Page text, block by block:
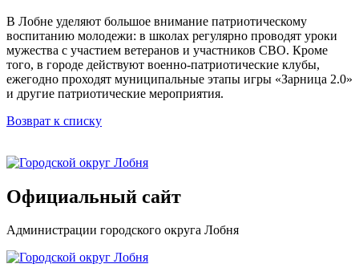
В Лобне уделяют большое внимание патриотическому
воспитанию молодежи: в школах регулярно проводят уроки
мужества с участием ветеранов и участников СВО. Кроме
того, в городе действуют военно-патриотические клубы,
ежегодно проходят муниципальные этапы игры «Зарница 2.0»
и другие патриотические мероприятия.
Возврат к списку
Официальный сайт
Администрации городского округа Лобня